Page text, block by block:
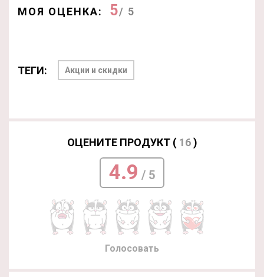
МОЯ ОЦЕНКА: 5/ 5
ТЕГИ: Акции и скидки
ОЦЕНИТЕ ПРОДУКТ ( 16)
4.9 / 5
Голосовать